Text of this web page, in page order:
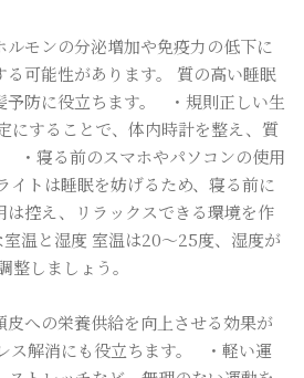
モンの分泌増加や免疫力の低下に
可能性があります。 質の高い睡眠
予防に役立ちます。 ・規則正しい生
にすることで、体内時計を整え、質
・寝る前のスマホやパソコンの使用
イトは睡眠を妨げるため、寝る前に
は控え、リラックスできる環境を作
温と湿度 室温は20〜25度、湿度が
しましょう。
への栄養供給を向上させる効果が
ス解消にも役立ちます。 ・軽い運